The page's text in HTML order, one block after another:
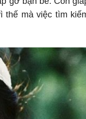
thế mà việc tìm